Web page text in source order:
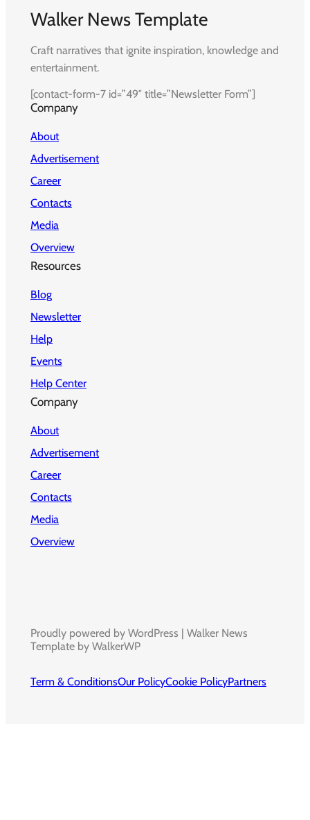
Walker News Template
Craft narratives that ignite inspiration, knowledge and
entertainment.
[contact-form-7 id=”49″ title=”Newsletter Form”]
Company
About
Advertisement
Career
Contacts
Media
Overview
Resources
Blog
Newsletter
Help
Events
Help Center
Company
About
Advertisement
Career
Contacts
Media
Overview
Proudly powered by WordPress | Walker News
Template by WalkerWP
Term & ConditionsOur PolicyCookie PolicyPartners